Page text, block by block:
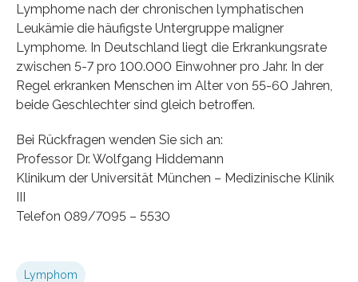
Lymphome nach der chronischen lymphatischen
Leukämie die häufigste Untergruppe maligner
Lymphome. In Deutschland liegt die Erkrankungsrate
zwischen 5-7 pro 100.000 Einwohner pro Jahr. In der
Regel erkranken Menschen im Alter von 55-60 Jahren,
beide Geschlechter sind gleich betroffen.
Bei Rückfragen wenden Sie sich an:
Professor Dr. Wolfgang Hiddemann
Klinikum der Universität München – Medizinische Klinik
III
Telefon 089/7095 – 5530
Lymphom